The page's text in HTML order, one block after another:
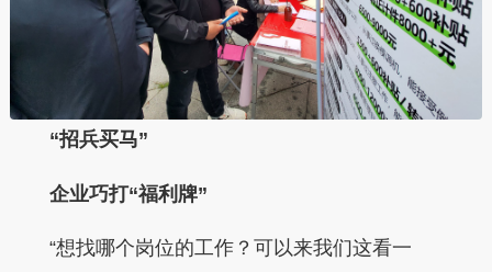
“招兵买马”
企业巧打“福利牌”
“想找哪个岗位的工作？可以来我们这看一